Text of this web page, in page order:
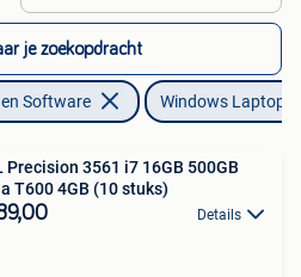
je zoekopdracht
Software Windows Laptops
Precision 3561 i7 16GB 500GB
T600 4GB (10 stuks)
Details